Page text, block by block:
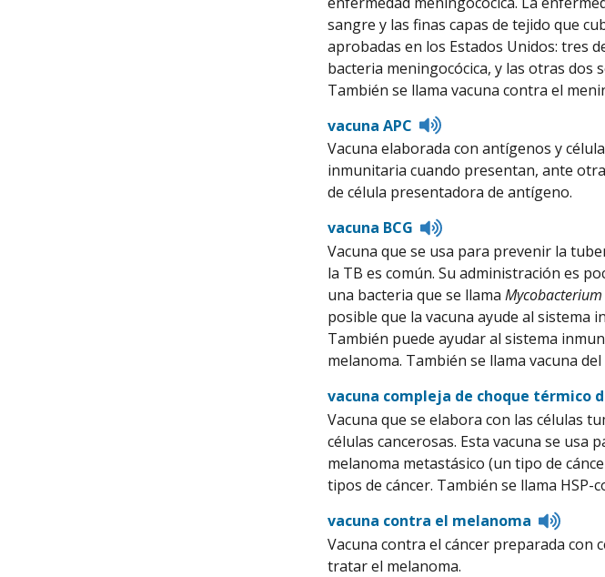
sangre y las finas capas de tejido que
aprobadas en los Estados Unidos: tres
bacteria meningocócica, y las otras
También se llama vacuna contra el
vacuna APC
Listen
to
pronunciation
Vacuna elaborada con antígenos y
inmunitaria cuando presentan, ante
de célula presentadora de antígeno.
vacuna BCG
Listen
pronunciation
Vacuna que se usa para prevenir la
la TB es común. Su administración es
una bacteria que se llama
posible que la vacuna ayude al sistema
También puede ayudar al sistema
melanoma. También se llama vacuna
vacuna compleja de choque térmico
Vacuna que se elabora con las células
células cancerosas. Esta vacuna se
melanoma metastásico (un tipo de
tipos de cáncer. También se llama
vacuna contra el melanoma
Listen
Vacuna contra el cáncer preparada con
tratar el melanoma.